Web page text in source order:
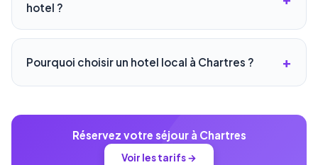
hotel ?
Pourquoi choisir un hotel local à Chartres ?
Réservez votre séjour à Chartres
Voir les tarifs →